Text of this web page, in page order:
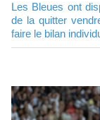
Les Bleues ont
de la quitter
faire le bilan